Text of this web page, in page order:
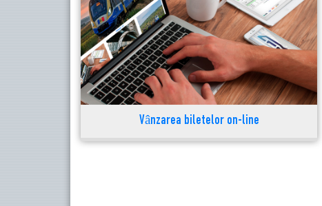
Vânzarea biletelor on-line